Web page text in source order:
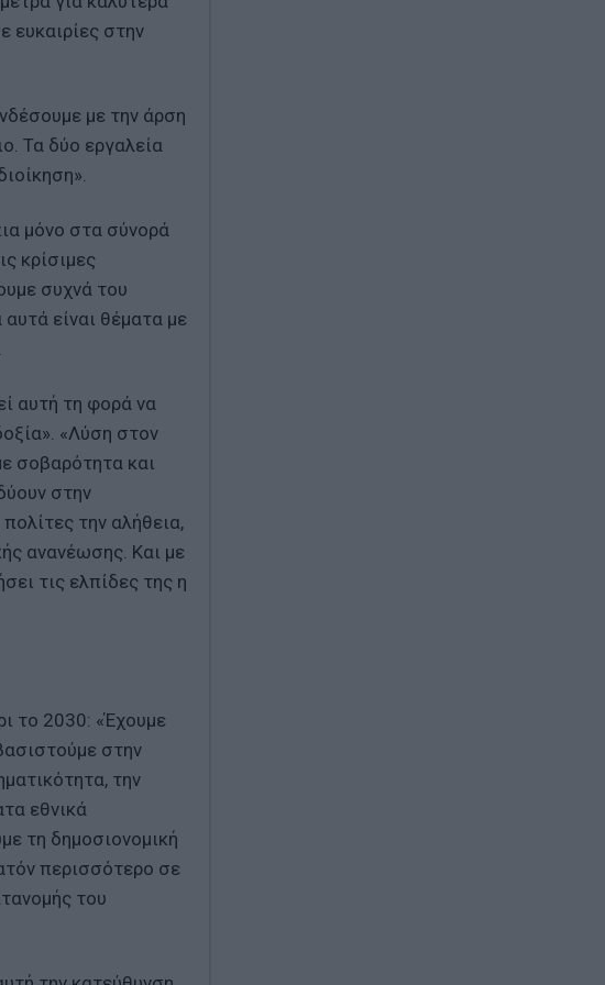
ευκαιρίες στην
με την άρση
Τα δύο εργαλεία
μόνο στα σύνορά
κρίσιμες
συχνά του
είναι θέματα με
αυτή τη φορά να
«Λύση στον
σοβαρότητα και
στην
την αλήθεια,
ανανέωσης. Και με
τις ελπίδες της η
το 2030: «Έχουμε
στην
την
εθνικά
τη δημοσιονομική
περισσότερο σε
του